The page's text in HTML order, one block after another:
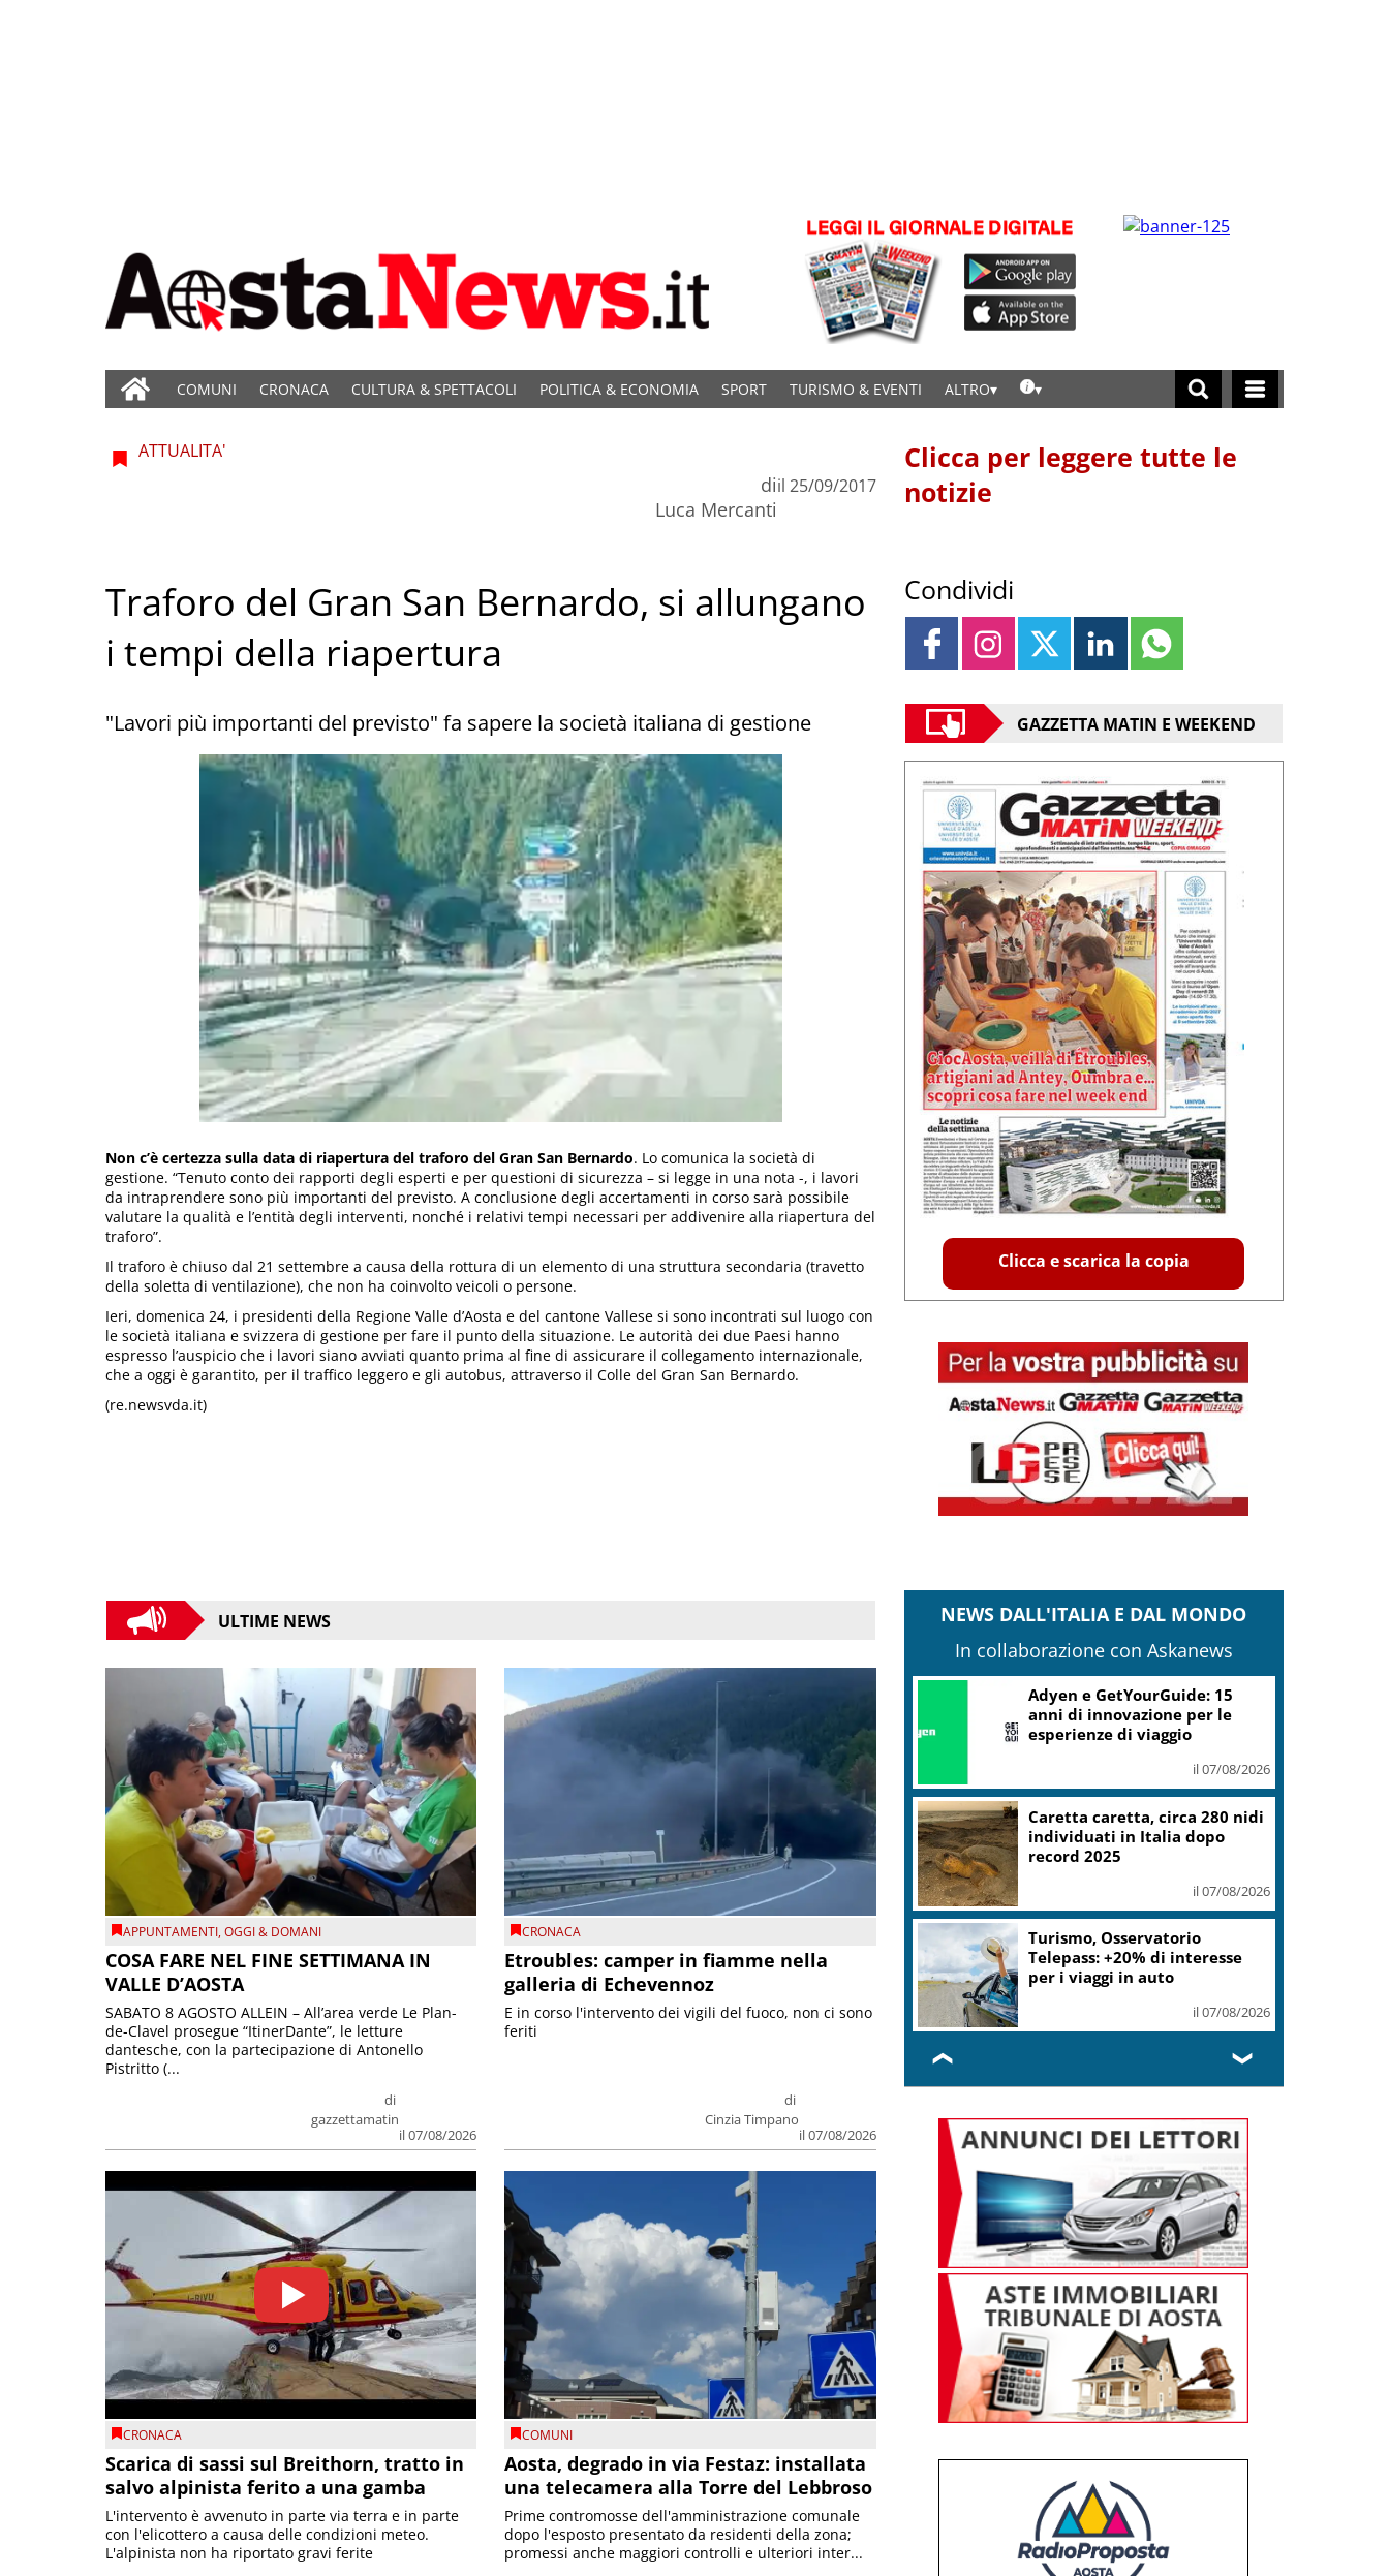
COMUNI CRONACA CULTURA & SPETTACOLI POLITICA & ECONOMIA SPORT TURISMO & EVENTI ALTRO
ATTUALITA'
di
Luca Mercanti
il 25/09/2017
Traforo del Gran San Bernardo, si allungano
i tempi della riapertura
"Lavori più importanti del previsto" fa sapere la società italiana di gestione
Non c’è certezza sulla data di riapertura del traforo del Gran San Bernardo. Lo comunica la società di
gestione. “Tenuto conto dei rapporti degli esperti e per questioni di sicurezza – si legge in una nota -, i lavori
da intraprendere sono più importanti del previsto. A conclusione degli accertamenti in corso sarà possibile
valutare la qualità e l’entità degli interventi, nonché i relativi tempi necessari per addivenire alla riapertura del
traforo”.
Il traforo è chiuso dal 21 settembre a causa della rottura di un elemento di una struttura secondaria (travetto
della soletta di ventilazione), che non ha coinvolto veicoli o persone.
Ieri, domenica 24, i presidenti della Regione Valle d’Aosta e del cantone Vallese si sono incontrati sul luogo con
le società italiana e svizzera di gestione per fare il punto della situazione. Le autorità dei due Paesi hanno
espresso l’auspicio che i lavori siano avviati quanto prima al fine di assicurare il collegamento internazionale,
che a oggi è garantito, per il traffico leggero e gli autobus, attraverso il Colle del Gran San Bernardo.
(re.newsvda.it)
ULTIME NEWS
APPUNTAMENTI,OGGI & DOMANI
COSA FARE NEL FINE SETTIMANA IN
VALLE D’AOSTA
di
gazzettamatin
il 07/08/2026
SABATO 8 AGOSTO ALLEIN – All’area verde Le Plan-
de-Clavel prosegue “ItinerDante”, le letture
dantesche, con la partecipazione di Antonello
Pistritto (...
CRONACA
Etroubles: camper in fiamme nella
galleria di Echevennoz
di
Cinzia Timpano
il 07/08/2026
E in corso l'intervento dei vigili del fuoco, non ci sono
feriti
CRONACA
Scarica di sassi sul Breithorn, tratto in
salvo alpinista ferito a una gamba
L'intervento è avvenuto in parte via terra e in parte
con l'elicottero a causa delle condizioni meteo.
L'alpinista non ha riportato gravi ferite
COMUNI
Aosta, degrado in via Festaz: installata
una telecamera alla Torre del Lebbroso
Prime contromosse dell'amministrazione comunale
dopo l'esposto presentato da residenti della zona;
promessi anche maggiori controlli e ulteriori inter...
Clicca per leggere tutte le
notizie
Condividi
GAZZETTA MATIN E WEEKEND
Clicca e scarica la copia
NEWS DALL'ITALIA E DAL MONDO
In collaborazione con Askanews
Adyen e GetYourGuide: 15
anni di innovazione per le
esperienze di viaggio
il 07/08/2026
Caretta caretta, circa 280 nidi
individuati in Italia dopo
record 2025
il 07/08/2026
Turismo, Osservatorio
Telepass: +20% di interesse
per i viaggi in auto
il 07/08/2026
❮ ❯